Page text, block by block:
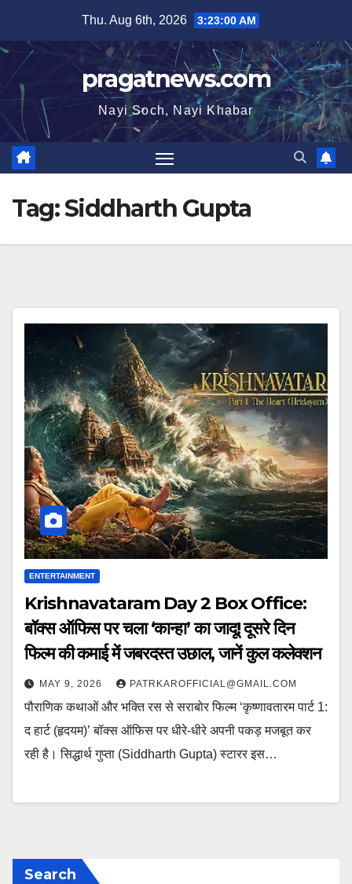
content
Thu. Aug 6th, 2026 3:23:00 AM
pragatnews.com
Nayi Soch, Nayi Khabar
Tag:Siddharth Gupta
ENTERTAINMENT
Krishnavataram Day 2 Box Office:
बॉक्स ऑफिस पर चला ‘कान्हा’ का जादू! दूसरे दिन
फिल्म की कमाई में जबरदस्त उछाल, जानें कुल कलेक्शन
MAY 9, 2026 PATRKAROFFICIAL@GMAIL.COM
पौराणिक कथाओं और भक्ति रस से सराबोर फिल्म ‘कृष्णावतारम पार्ट 1:
द हार्ट (हृदयम)’ बॉक्स ऑफिस पर धीरे-धीरे अपनी पकड़ मजबूत कर
रही है। सिद्धार्थ गुप्ता (Siddharth Gupta) स्टारर इस…
Search